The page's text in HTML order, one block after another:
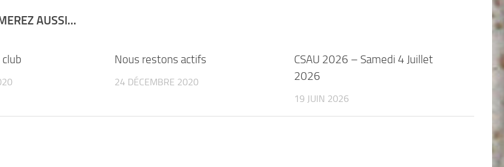
AUSSI...
Nous restons actifs
24 DÉCEMBRE 2020
CSAU 2026 – Samedi 4 Juillet
2026
19 JUIN 2026